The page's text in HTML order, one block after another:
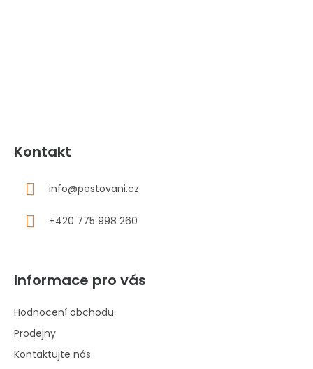
Kontakt
info@pestovani.cz
+420 775 998 260
Informace pro vás
Hodnocení obchodu
Prodejny
Kontaktujte nás